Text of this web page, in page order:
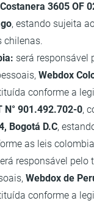
3605 OF
, estando sujeita
chilenas.
será responsável
Webdox
conforme a
N° 901.492.702-0,
Bogotá D.C,
as leis
responsável pelo
Webdox de
conforme a